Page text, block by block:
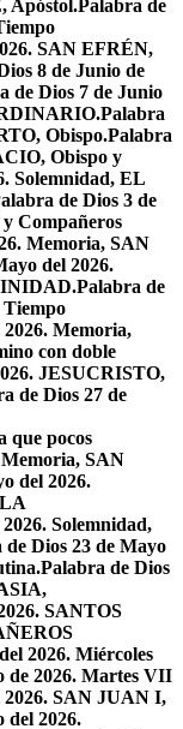
Apóstol.Palabra de
SAN EFRÉN,
8 de Junio de
de Dios 7 de Junio
Palabra
Obispo.Palabra
Obispo y
Solemnidad, EL
de Dios 3 de
Compañeros
Memoria, SAN
del 2026.
Palabra de
Tiempo
Memoria,
con doble
JESUCRISTO,
de Dios 27 de
que pocos
Memoria, SAN
del 2026.
Solemnidad,
de Dios 23 de Mayo
Palabra de Dios
SANTOS
2026. Miércoles
de 2026. Martes VII
2026. SAN JUAN I,
del 2026.